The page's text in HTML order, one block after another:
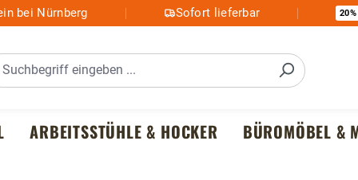
bei Nürnberg Sofort lieferbar 20%
ARBEITSSTÜHLE & HOCKER BÜROMÖBEL &